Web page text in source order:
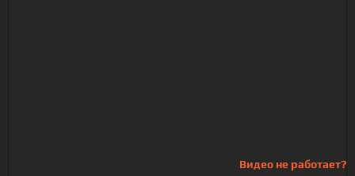
Видео не работает?